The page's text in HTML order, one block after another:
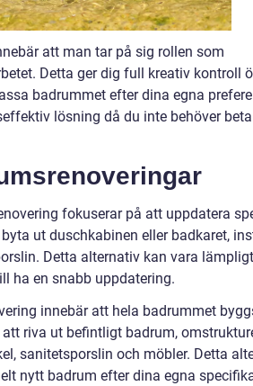
att man tar på sig rollen som
Detta ger dig full kreativ kontroll
badrummet efter dina egna
lösning då du inte behöver
fokuserar på att uppdatera
ut duschkabinen eller badkaret,
Detta alternativ kan vara
ha en snabb uppdatering.
innebär att hela badrummet
riva ut befintligt badrum,
sanitetsporslin och möbler. Detta
nytt badrum efter dina egna